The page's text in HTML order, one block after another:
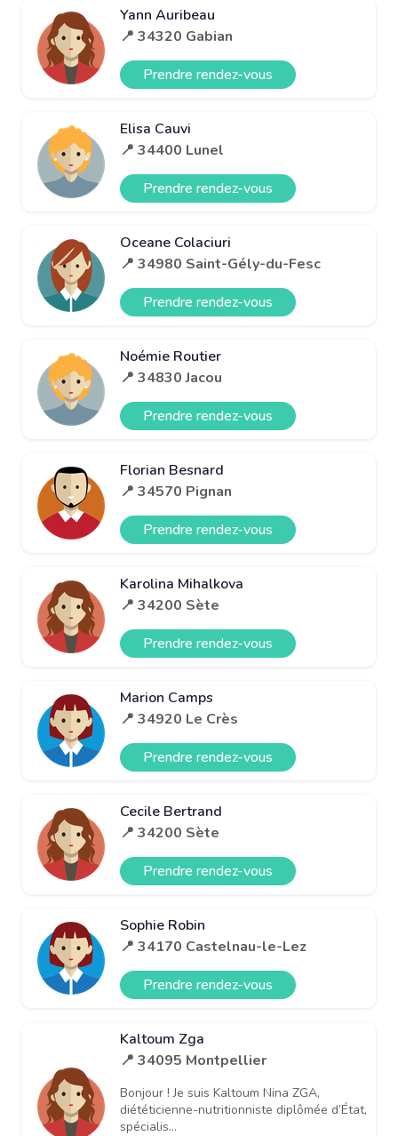
Yann Auribeau
📍 34320 Gabian
Prendre rendez-vous
Elisa Cauvi
📍 34400 Lunel
Prendre rendez-vous
Oceane Colaciuri
📍 34980 Saint-Gély-du-Fesc
Prendre rendez-vous
Noémie Routier
📍 34830 Jacou
Prendre rendez-vous
Florian Besnard
📍 34570 Pignan
Prendre rendez-vous
Karolina Mihalkova
📍 34200 Sète
Prendre rendez-vous
Marion Camps
📍 34920 Le Crès
Prendre rendez-vous
Cecile Bertrand
📍 34200 Sète
Prendre rendez-vous
Sophie Robin
📍 34170 Castelnau-le-Lez
Prendre rendez-vous
Kaltoum Zga
📍 34095 Montpellier
Bonjour ! Je suis Kaltoum Nina ZGA,
diététicienne-nutritionniste diplômée d’État,
spécialis...